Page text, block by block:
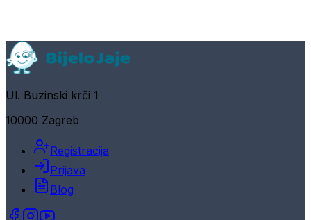
Ul. Buzinski krči 1
10000 Zagreb
Registracija
Prijava
Blog